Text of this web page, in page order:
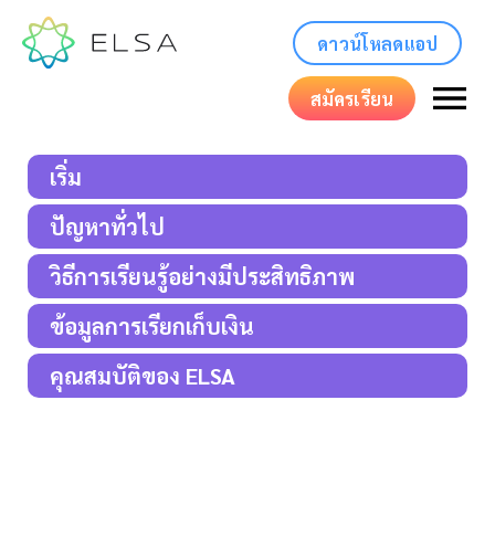
ดาวน์โหลดแอป
สมัครเรียน
เริ่ม
ปัญหาทั่วไป
วิธีการเรียนรู้อย่างมีประสิทธิภาพ
ข้อมูลการเรียกเก็บเงิน
คุณสมบัติของ ELSA